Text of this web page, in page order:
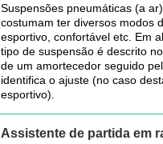
Suspensões pneumáticas (a
costumam ter diversos modos
esportivo, confortável etc. Em
tipo de suspensão é descrito
de um amortecedor seguido
identifica o ajuste (no caso
esportivo).
Assistente de partida em